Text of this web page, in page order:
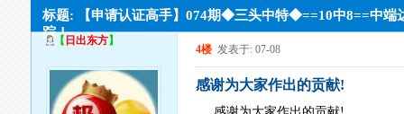
标题: 【申请认证高手】074期◆三头中特◆==10中8==中端
踪！
【 日出东方】
4楼 发表于: 07-08
感谢为大家作出的贡献!